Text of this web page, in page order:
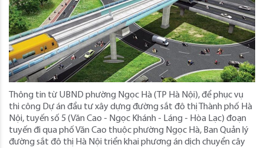
Thông tin từ UBND phường Ngọc Hà (TP Hà Nội), để phục vụ
thi công Dự án đầu tư xây dựng đường sắt đô thị Thành phố Hà
Nội, tuyến số 5 (Văn Cao - Ngọc Khánh - Láng - Hòa Lạc) đoạn
tuyến đi qua phố Văn Cao thuộc phường Ngọc Hà, Ban Quản lý
đường sắt đô thị Hà Nội triển khai phương án dịch chuyển cây